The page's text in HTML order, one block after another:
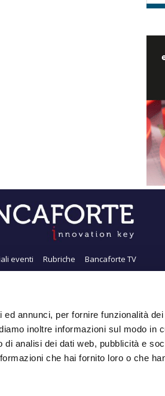
annunci, per fornire funzionalità
inoltre informazioni sul modo in
analisi dei dati web, pubblicità e
che hai fornito loro o che
eventi Rubriche Bancaforte TV
Iscriviti alla Newsletter